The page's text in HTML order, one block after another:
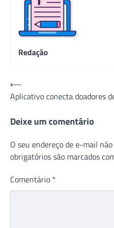
Redação
Navegação
de
Post
⟵
Aplicativo conecta doadores
Deixe um comentário
O seu endereço de e-mail
obrigatórios são marcados
Comentário *